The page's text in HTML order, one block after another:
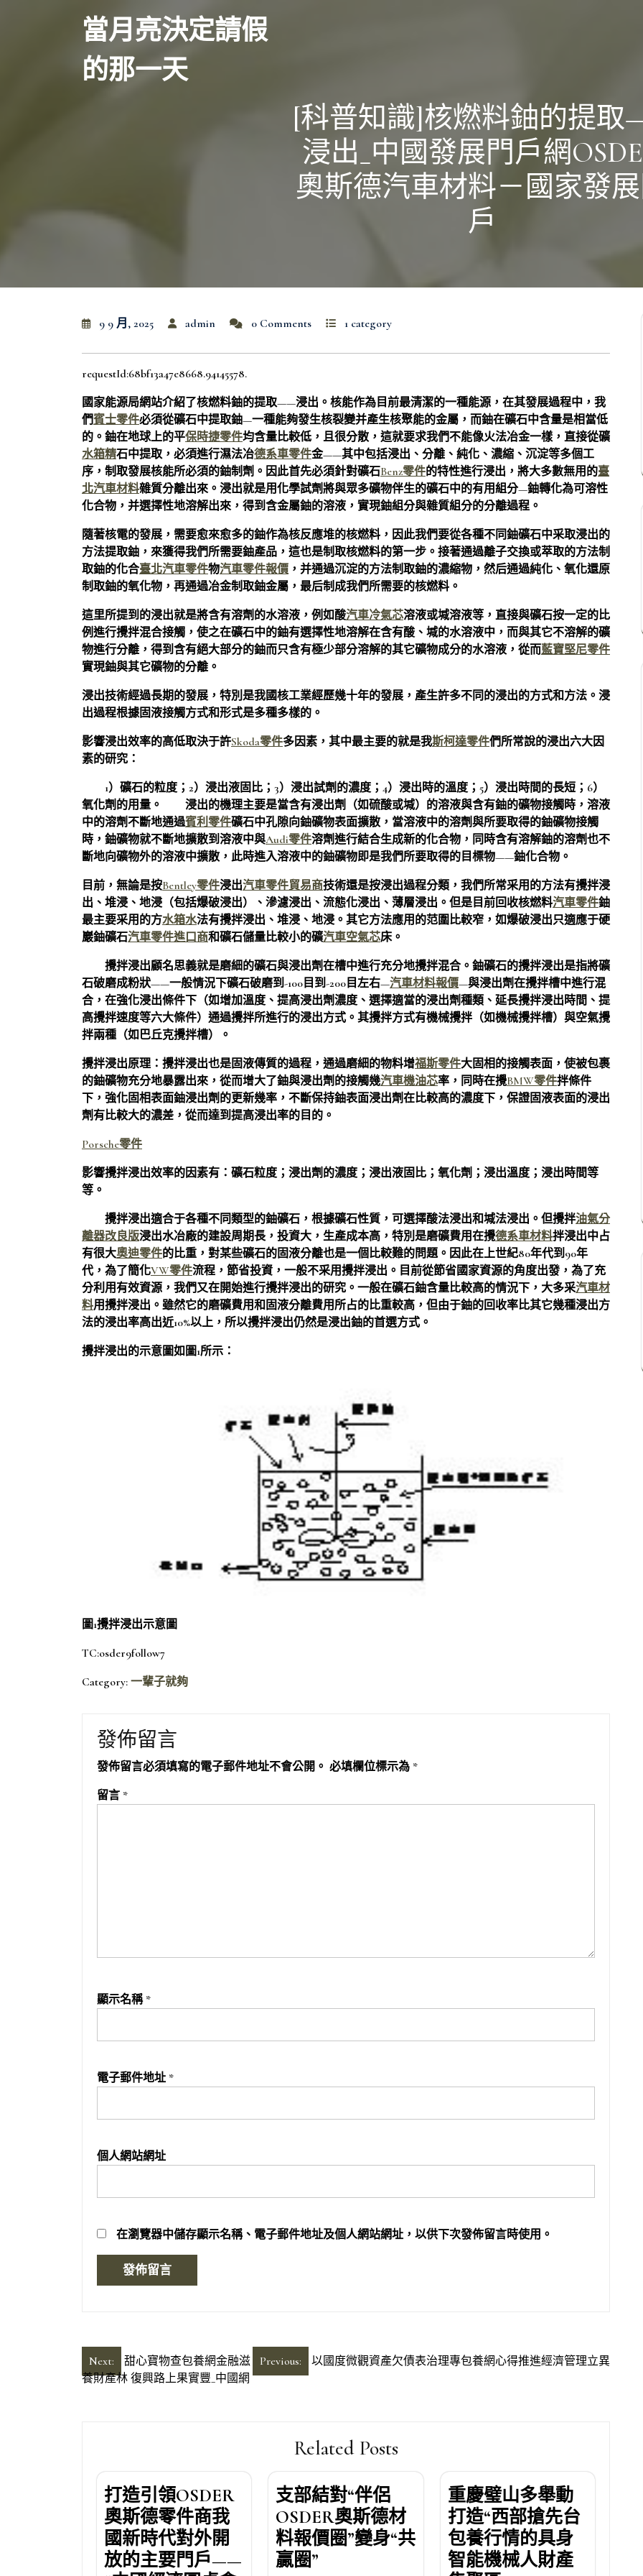
當月亮決定請假
的那一天
[科普知識]核燃料鈾的提
浸出_中國發展門戶網
奧斯德汽車材料－國家發
戶
9 9 月, 2025 admin 0 Comments 1 category
requestId:68bf13a47e8668.94145578.
國家能源局網站介紹了核燃料鈾的提取——浸出。核能作為目前最清潔的一種能源，在其發展過程中，我
們賓士零件必須從礦石中提取鈾—一種能夠發生核裂變并產生核聚能的金屬，而鈾在礦石中含量是相當低
的。鈾在地球上的平保時捷零件均含量比較低，且很分散，這就要求我們不能像火法冶金一樣，直接從礦
水箱精石中提取，必須進行濕法冶德系車零件金——其中包括浸出、分離、純化、濃縮、沉淀等多個工
序，制取發展核能所必須的鈾制劑。因此首先必須針對礦石Benz零件的特性進行浸出，將大多數無用的臺
北汽車材料雜質分離出來。浸出就是用化學試劑將與眾多礦物伴生的礦石中的有用組分—鈾轉化為可溶性
化合物，并選擇性地溶解出來，得到含金屬鈾的溶液，實現鈾組分與雜質組分的分離過程。
隨著核電的發展，需要愈來愈多的鈾作為核反應堆的核燃料，因此我們要從各種不同鈾礦石中采取浸出的
方法提取鈾，來獲得我們所需要鈾產品，這也是制取核燃料的第一步。接著通過離子交換或萃取的方法制
取鈾的化合臺北汽車零件物汽車零件報價 ，并通過沉淀的方法制取鈾的濃縮物，然后通過純化、氧化還原
制取鈾的氧化物，再通過冶金制取鈾金屬，最后制成我們所需要的核燃料。
這里所提到的浸出就是將含有溶劑的水溶液，例如酸汽車冷氣芯溶液或堿溶液等，直接與礦石按一定的比
例進行攪拌混合接觸，使之在礦石中的鈾有選擇性地溶解在含有酸、堿的水溶液中，而與其它不溶解的礦
物進行分離，得到含有絕大部分的鈾而只含有極少部分溶解的其它礦物成分的水溶液，從而藍寶堅尼零件
實現鈾與其它礦物的分離。
浸出技術經過長期的發展，特別是我國核工業經歷幾十年的發展，產生許多不同的浸出的方式和方法。浸
出過程根據固液接觸方式和形式是多種多樣的。
影響浸出效率的高低取決于許Skoda零件多因素，其中最主要的就是我斯柯達零件們所常說的浸出六大因
素的研究：
1）礦石的粒度；2）浸出液固比；3）浸出試劑的濃度；4）浸出時的溫度；5）浸出時間的長短；6）
氧化劑的用量。 浸出的機理主要是當含有浸出劑（如硫酸或堿）的溶液與含有鈾的礦物接觸時，溶液
中的溶劑不斷地通過賓利零件礦石中孔隙向鈾礦物表面擴散，當溶液中的溶劑與所要取得的鈾礦物接觸
時，鈾礦物就不斷地擴散到溶液中與Audi零件溶劑進行結合生成新的化合物，同時含有溶解鈾的溶劑也不
斷地向礦物外的溶液中擴散，此時進入溶液中的鈾礦物即是我們所要取得的目標物——鈾化合物。
目前，無論是按Bentley零件浸出汽車零件貿易商技術還是按浸出過程分類，我們所常采用的方法有攪拌浸
出、堆浸、地浸（包括爆破浸出）、滲濾浸出、流態化浸出、薄層浸出。但是目前回收核燃料汽車零件鈾
最主要采用的方水箱水法有攪拌浸出、堆浸、地浸。其它方法應用的范圍比較窄，如爆破浸出只適應于硬
巖鈾礦石汽車零件進口商和礦石儲量比較小的礦汽車空氣芯床。
攪拌浸出顧名思義就是磨細的礦石與浸出劑在槽中進行充分地攪拌混合。鈾礦石的攪拌浸出是指將礦
石破磨成粉狀——一般情況下礦石破磨到-100目到-200目左右—汽車材料報價—與浸出劑在攪拌槽中進行混
合，在強化浸出條件下（如增加溫度、提高浸出劑濃度、選擇適當的浸出劑種類、延長攪拌浸出時間、提
高攪拌速度等六大條件）通過攪拌所進行的浸出方式。其攪拌方式有機械攪拌（如機械攪拌槽）與空氣攪
拌兩種（如巴丘克攪拌槽）。
攪拌浸出原理：攪拌浸出也是固液傳質的過程，通過磨細的物料增福斯零件大固相的接觸表面，使被包裹
的鈾礦物充分地暴露出來，從而增大了鈾與浸出劑的接觸幾汽車機油芯率，同時在攪BMW零件拌條件
下，強化固相表面鈾浸出劑的更新幾率，不斷保持鈾表面浸出劑在比較高的濃度下，保證固液表面的浸出
劑有比較大的濃差，從而達到提高浸出率的目的。
Porsche零件
影響攪拌浸出效率的因素有：礦石粒度；浸出劑的濃度；浸出液固比；氧化劑；浸出溫度；浸出時間等
等。
攪拌浸出適合于各種不同類型的鈾礦石，根據礦石性質，可選擇酸法浸出和堿法浸出。但攪拌油氣分
離器改良版浸出水冶廠的建設周期長，投資大，生產成本高，特別是磨礦費用在攪德系車材料拌浸出中占
有很大奧迪零件的比重，對某些礦石的固液分離也是一個比較難的問題。因此在上世紀80年代到90年
代，為了簡化VW零件流程，節省投資，一般不采用攪拌浸出。目前從節省國家資源的角度出發，為了充
分利用有效資源，我們又在開始進行攪拌浸出的研究。一般在礦石鈾含量比較高的情況下，大多采汽車材
料用攪拌浸出。雖然它的磨礦費用和固液分離費用所占的比重較高，但由于鈾的回收率比其它幾種浸出方
法的浸出率高出近10%以上，所以攪拌浸出仍然是浸出鈾的首選方式。
攪拌浸出的示意圖如圖1所示：
圖1攪拌浸出示意圖
TC:osder9follow7
Category: 一輩子就夠
發佈留言
發佈留言必須填寫的電子郵件地址不會公開。 必填欄位標示為 *
留言 *
顯示名稱 *
電子郵件地址 *
個人網站網址
在瀏覽器中儲存顯示名稱、電子郵件地址及個人網站網址，以供下次發佈留言時使用。
文
章
Previous: 以國度微觀資產欠債表治理專包養網心得推進經濟管理立異
Next:
甜心寶物查包養網金融滋
養財產林 復興路上果實豐_中國網
Related Posts
打造引領OSDER
奧斯德零件商我
國新時代對外開
放的主要門戶——
支部結對“伴侶
OSDER奧斯德材
料報價圈”變身“共
贏圈”
重慶璧山多舉動
打造“西部搶先台
包養行情的具身
智能機械人財產